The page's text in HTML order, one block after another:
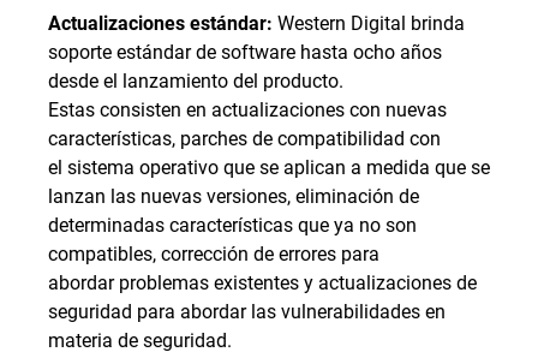
Actualizaciones estándar: Western Digital brinda
soporte estándar de software hasta ocho años
desde el lanzamiento del producto.
Estas consisten en actualizaciones con nuevas
características, parches de compatibilidad con
el sistema operativo que se aplican a medida que se
lanzan las nuevas versiones, eliminación de
determinadas características que ya no son
compatibles, corrección de errores para
abordar problemas existentes y actualizaciones de
seguridad para abordar las vulnerabilidades en
materia de seguridad.